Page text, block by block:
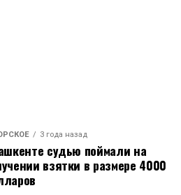
3 года назад
судью поймали на
взятки в размере 4000